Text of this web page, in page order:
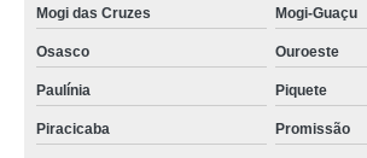
onde faz locação de kimono masculino casual Cajati
locação de kimono cetim valor Jardim São Gabriel
Mogi das Cruzes Mogi-Guaçu
Osasco Ouroeste
Paulínia Piquete
Piracicaba Promissão